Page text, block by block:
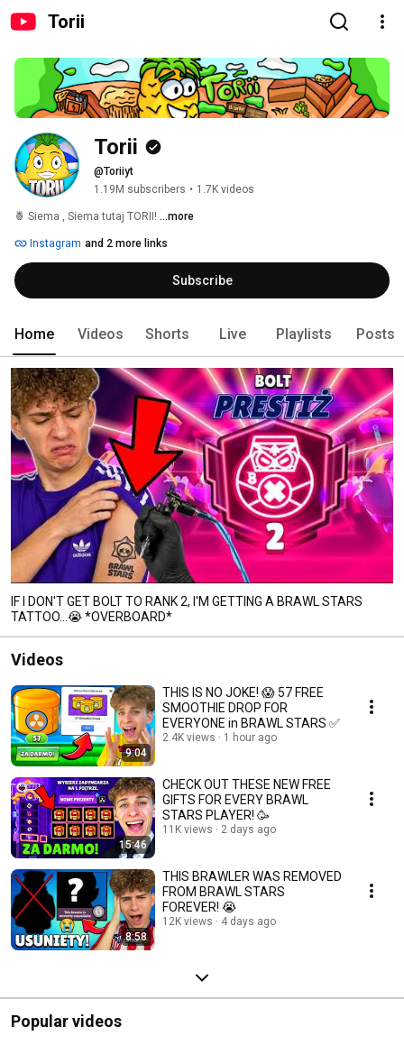
Torii
Torii
@Toriiyt
1.19M subscribers • 1.7K videos
🍍 Siema , Siema tutaj TORII! ...more
Instagram and 2 more links
Subscribe
Home Videos Shorts Live Playlists Posts
IF I DON'T GET BOLT TO RANK 2, I'M GETTING A BRAWL STARS
TATTOO...😭 *OVERBOARD*
Videos
9:04
THIS IS NO JOKE! 😱 57 FREE
SMOOTHIE DROP FOR
EVERYONE in BRAWL STARS ✅
2.4K views 1 hour ago
15:46
CHECK OUT THESE NEW FREE
GIFTS FOR EVERY BRAWL
STARS PLAYER! 🥳
11K views 2 days ago
8:58
THIS BRAWLER WAS REMOVED
FROM BRAWL STARS
FOREVER! 😭
12K views 4 days ago
Popular videos